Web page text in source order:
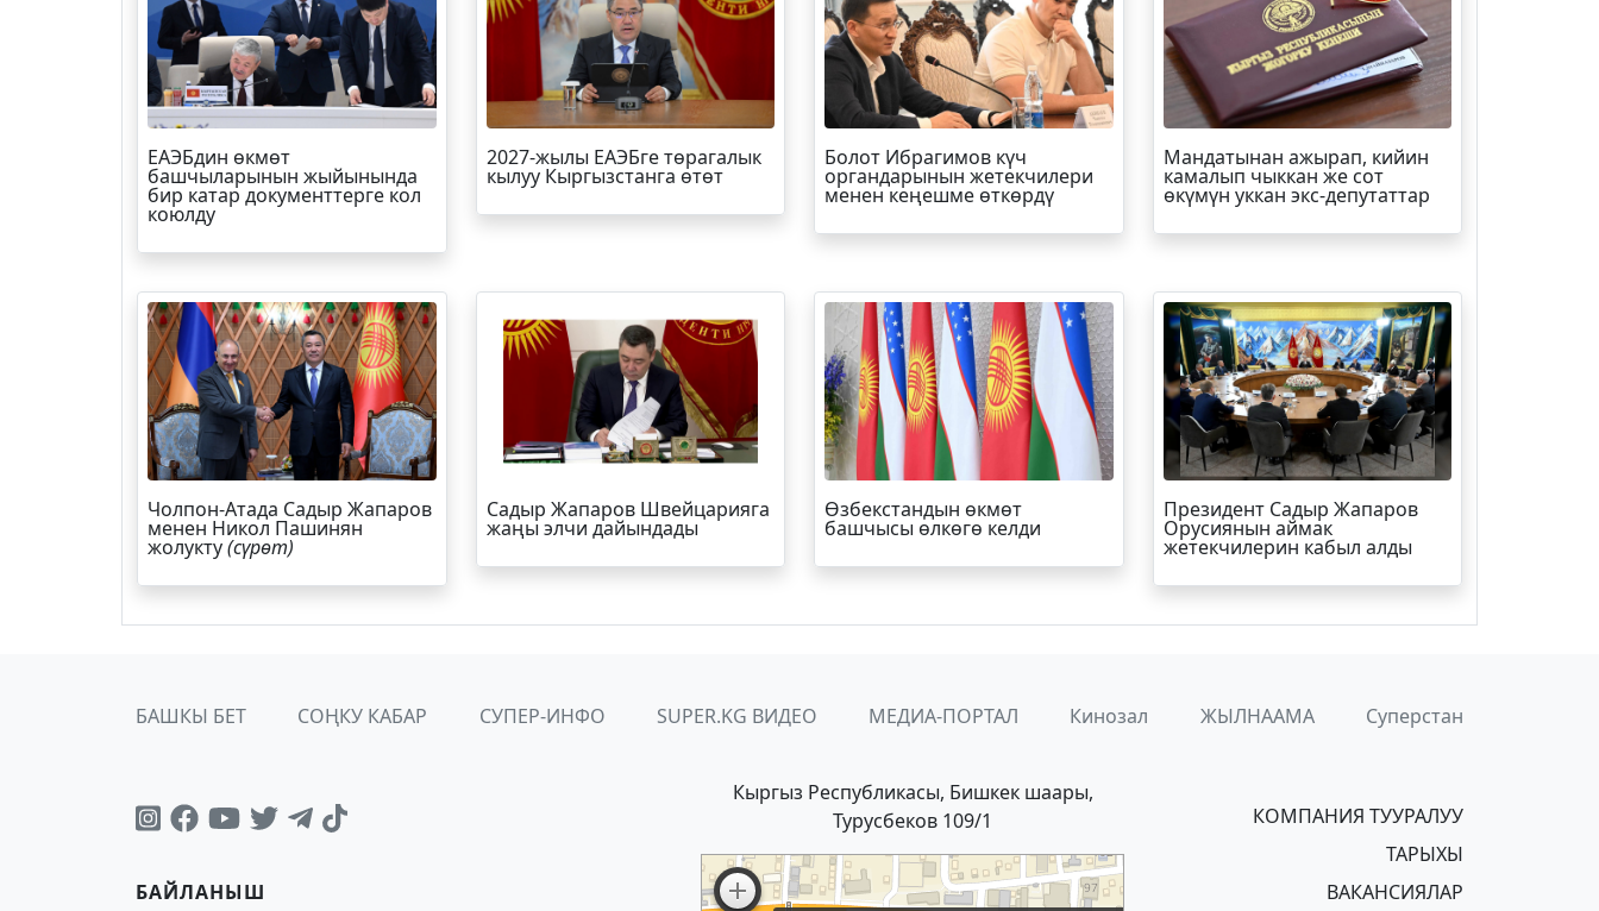
ЕАЭБдин өкмөт
башчыларынын жыйынында
бир катар документтерге кол
коюлду
2027-жылы ЕАЭБге төрагалык
кылуу Кыргызстанга өтөт
Болот Ибрагимов күч
органдарынын жетекчилери
менен кеңешме өткөрдү
Мандатынан ажырап, кийин
камалып чыккан же сот
өкүмүн уккан экс-депутаттар
Чолпон-Атада Садыр Жапаров
менен Никол Пашинян
жолукту(сүрөт)
Садыр Жапаров Швейцарияга
жаңы элчи дайындады
Өзбекстандын өкмөт
башчысы өлкөгө келди
Президент Садыр Жапаров
Орусиянын аймак
жетекчилерин кабыл алды
БАШКЫ БЕТ СОҢКУ КАБАР СУПЕР-ИНФО SUPER.KG ВИДЕО МЕДИА-ПОРТАЛ Кинозал ЖЫЛНААМА Суперстан
БАЙЛАНЫШ
Кыргыз Республикасы, Бишкек шаары,
Турусбеков 109/1
КОМПАНИЯ ТУУРАЛУУ
ТАРЫХЫ
ВАКАНСИЯЛАР